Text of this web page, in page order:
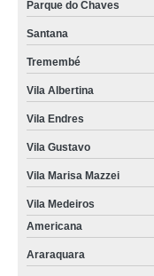
Parque do Chaves
Santana
Tremembé
Vila Albertina
Vila Endres
Vila Gustavo
Vila Marisa Mazzei
Vila Medeiros
Americana
Araraquara